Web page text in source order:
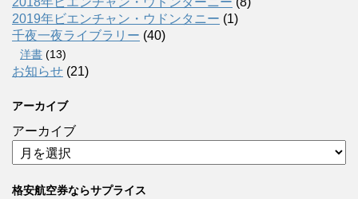
2019年ビエンチャン・ウドンタニー (1)
千夜一夜ライブラリー (40)
洋書 (13)
お知らせ (21)
アーカイブ
アーカイブ
格安航空券ならサプライス